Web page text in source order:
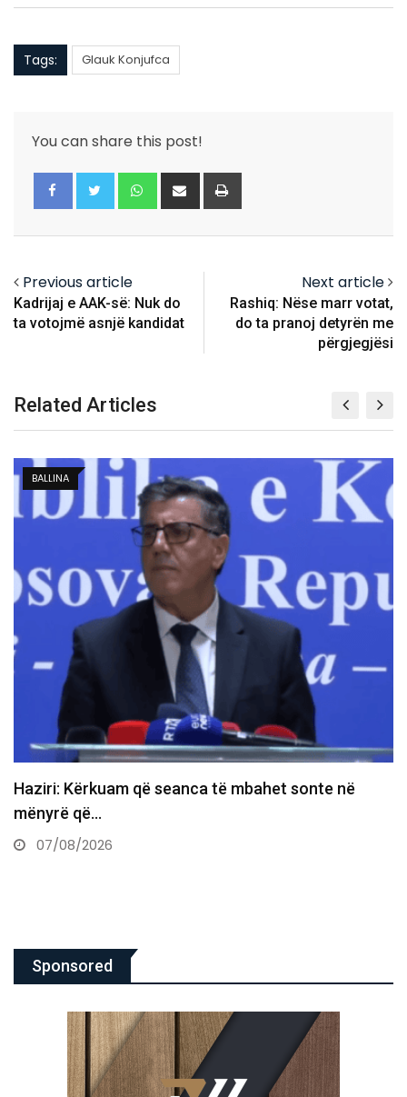
Tags: Glauk Konjufca
You can share this post!
Whatsapp
Share
via
Previous article
Kadrijaj e AAK-së: Nuk do
ta votojmë asnjë kandidat
Next article
Rashiq: Nëse marr votat,
do ta pranoj detyrën me
përgjegjësi
Related Articles
KOSOVË
Gruda paralajmëron ndryshime te PDK-ja: Prej nesër
do të ndërtojmë…
07/08/2026
Sponsored